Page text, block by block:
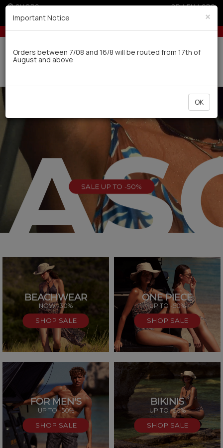
SHOPS GR|EN|SRB
10% off for orders over 250€ for EU & 300€ for non EU
100€
Delivery in 7-9 working days via UPS
SALE UP TO -50%
BEACHWEAR
NOW -30%
SHOP SALE
ONE PIECE
UP TO -50%
SHOP SALE
FOR MEN'S
UP TO -50%
SHOP SALE
BIKINIS
UP TO -50%
SHOP SALE
×
Important Notice
Orders between 7/08 and 16/8 will be routed from 17th of
August and above
OK